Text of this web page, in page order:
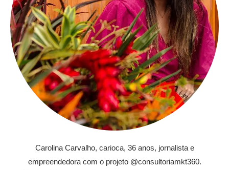
Carolina Carvalho, carioca, 36 anos, jornalista e
empreendedora com o projeto @consultoriamkt360.